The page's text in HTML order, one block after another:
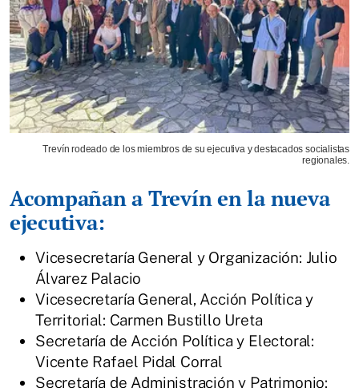
Trevín rodeado de los miembros de su ejecutiva y destacados socialistas
regionales.
Acompañan a Trevín en la nueva
ejecutiva:
Vicesecretaría General y Organización: Julio
Álvarez Palacio
Vicesecretaría General, Acción Política y
Territorial: Carmen Bustillo Ureta
Secretaría de Acción Política y Electoral:
Vicente Rafael Pidal Corral
Secretaría de Administración y Patrimonio: